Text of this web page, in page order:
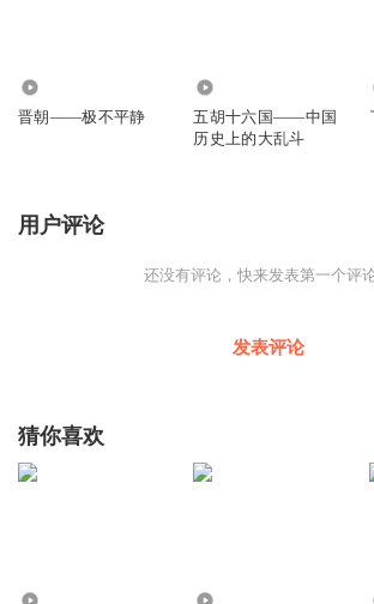
晋朝——极不平静
五胡十六国——中国
历史上的大乱斗
用户评论
还没有评论，快来发表第一个评论
发表评论
猜你喜欢